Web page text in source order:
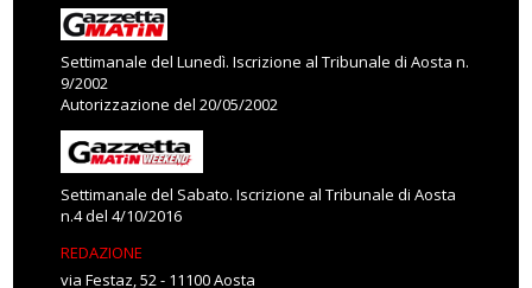
Settimanale del Lunedì. Iscrizione al Tribunale di Aosta n.
9/2002
Autorizzazione del 20/05/2002
Settimanale del Sabato. Iscrizione al Tribunale di Aosta
n.4 del 4/10/2016
REDAZIONE
via Festaz, 52 - 11100 Aosta